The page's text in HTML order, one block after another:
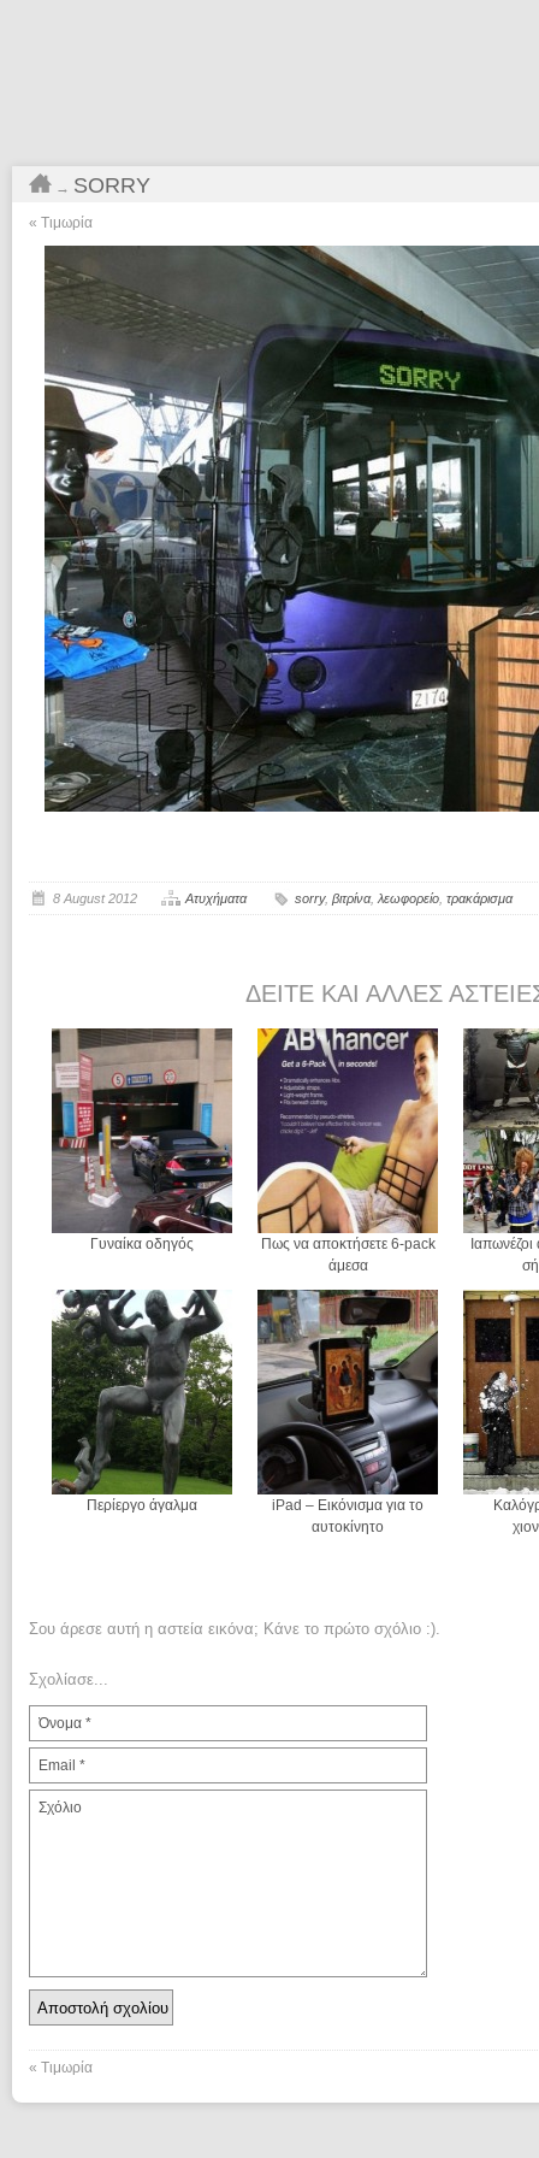
→ SORRY
« Τιμωρία
8 August 2012 Ατυχήματα sorry, βιτρίνα, λεωφορείο τρακάρισμα
ΔΕΊΤΕ ΚΑΙ ΆΛΛΕΣ
Γυναίκα οδηγός
Πως να αποκτήσετε 6-pack
άμεσα
Ιαπωνέζοι
Περίεργο άγαλμα
iPad – Εικόνισμα για το
αυτοκίνητο
Σου άρεσε αυτή η αστεία εικόνα; Κάνε το πρώτο σχόλιο :).
Σχολίασε...
« Τιμωρία